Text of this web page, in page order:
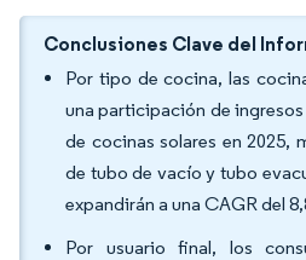
Conclusiones Clave del
Por tipo de cocina, las
una participación de
de cocinas solares en 2025,
de tubo de vacío y tubo
expandirán a una CAGR del
Por usuario final, los